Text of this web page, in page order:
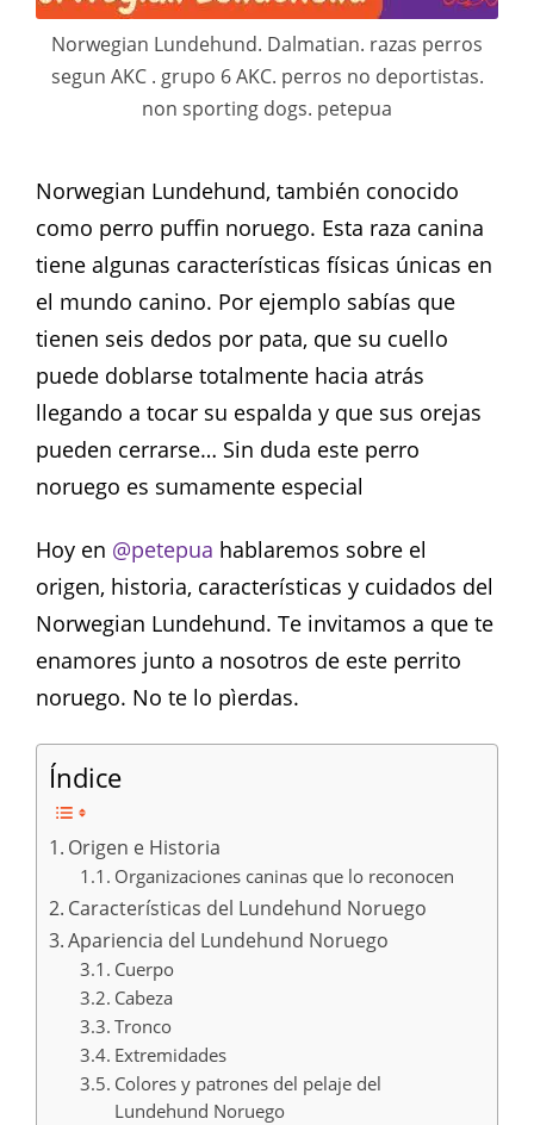
Norwegian Lundehund. Dalmatian. razas perros
segun AKC . grupo 6 AKC. perros no deportistas.
non sporting dogs. petepua
Norwegian Lundehund, también conocido
como perro puffin noruego. Esta raza canina
tiene algunas características físicas únicas en
el mundo canino. Por ejemplo sabías que
tienen seis dedos por pata, que su cuello
puede doblarse totalmente hacia atrás
llegando a tocar su espalda y que sus orejas
pueden cerrarse… Sin duda este perro
noruego es sumamente especial
Hoy en @petepua hablaremos sobre el
origen, historia, características y cuidados del
Norwegian Lundehund. Te invitamos a que te
enamores junto a nosotros de este perrito
noruego. No te lo pìerdas.
Índice
Origen e Historia
Organizaciones caninas que lo reconocen
Características del Lundehund Noruego
Apariencia del Lundehund Noruego
Cuerpo
Cabeza
Tronco
Extremidades
Colores y patrones del pelaje del
Lundehund Noruego